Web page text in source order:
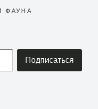
ФАУНА
Подписаться